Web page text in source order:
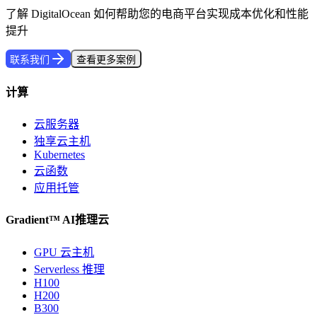
了解 DigitalOcean 如何帮助您的电商平台实现成本优化和性能
提升
联系我们 查看更多案例
计算
云服务器
独享云主机
Kubernetes
云函数
应用托管
Gradient™ AI推理云
GPU 云主机
Serverless 推理
H100
H200
B300